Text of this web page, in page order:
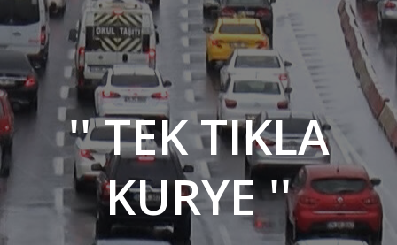
'' TEK TIKLA
KURYE ''